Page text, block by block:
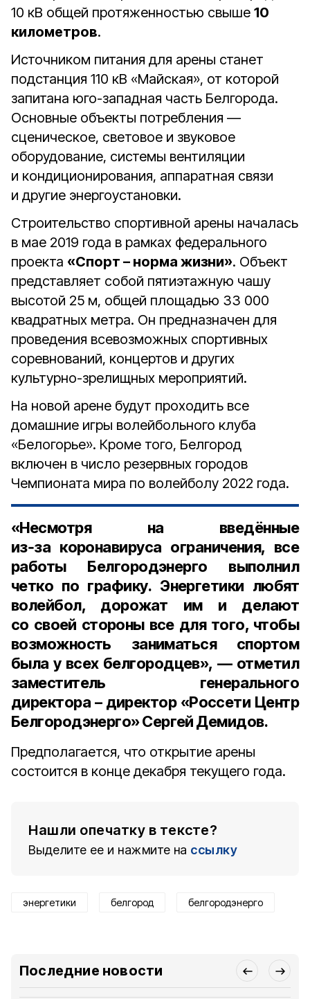
10 кВ общей протяженностью свыше 10
километров.
Источником питания для арены станет
подстанция 110 кВ «Майская», от которой
запитана юго-западная часть Белгорода.
Основные объекты потребления —
сценическое, световое и звуковое
оборудование, системы вентиляции
и кондиционирования, аппаратная связи
и другие энергоустановки.
Строительство спортивной арены началась
в мае 2019 года в рамках федерального
проекта «Спорт – норма жизни». Объект
представляет собой пятиэтажную чашу
высотой 25 м, общей площадью 33 000
квадратных метра. Он предназначен для
проведения всевозможных спортивных
соревнований, концертов и других
культурно-зрелищных мероприятий.
На новой арене будут проходить все
домашние игры волейбольного клуба
«Белогорье». Кроме того, Белгород
включен в число резервных городов
Чемпионата мира по волейболу 2022 года.
«Несмотря на введённые
из‑за коронавируса ограничения, все
работы Белгородэнерго выполнил
четко по графику. Энергетики любят
волейбол, дорожат им и делают
со своей стороны все для того, чтобы
возможность заниматься спортом
была у всех белгородцев», — отметил
заместитель генерального
директора – директор «Россети Центр
Белгородэнерго» Сергей Демидов.
Предполагается, что открытие арены
состоится в конце декабря текущего года.
Нашли опечатку в тексте?
Выделите ее и нажмите на ссылку
энергетики белгород белгородэнерго
Последние новости